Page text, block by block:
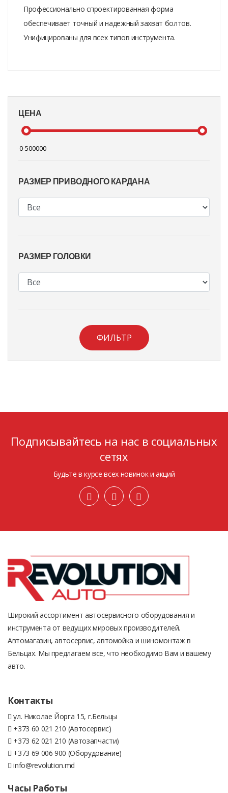
ЦЕНА
РАЗМЕР ПРИВОДНОГО КАРДАНА
РАЗМЕР ГОЛОВКИ
ФИЛЬТР
Профессионально спроектированная форма
обеспечивает точный и надежный захват болтов.
Унифицированы для всех типов инструмента.
Подписывайтесь на нас в социальных
сетях
Будьте в курсе всех новинок и акций
Широкий ассортимент автосервисного оборудования и
инструмента от ведущих мировых производителей.
Автомагазин, автосервис, автомойка и шиномонтаж в
Бельцах. Мы предлагаем все, что необходимо Вам и вашему
авто.
Контакты
ул. Николае Йорга 15, г.Бельцы
+373 60 021 210 (Автосервис)
+373 62 021 210 (Автозапчасти)
+373 69 006 900 (Оборудование)
info@revolution.md
Часы Работы